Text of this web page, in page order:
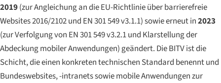
2019(zur Angleichung an die EU-Richtlinie über barrierefreie
Websites 2016/2102 und EN 301 549 v3.1.1) sowie erneut in2023
(zur Verfolgung von EN 301 549 v3.2.1 und Klarstellung der
Abdeckung mobiler Anwendungen) geändert. Die BITV ist die
Schicht, die einen konkreten technischen Standard benennt und
Bundeswebsites, -intranets sowie mobile Anwendungen zur